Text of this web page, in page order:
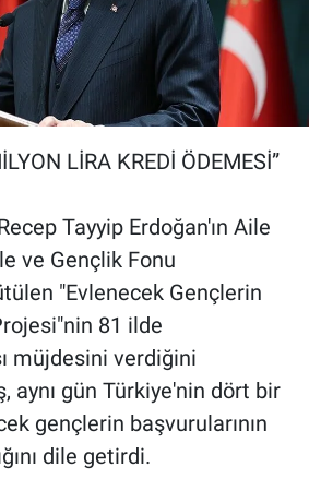
LİRA KREDİ ÖDEMESİ”
Tayyip Erdoğan'ın Aile
ve Gençlik Fonu
"Evlenecek Gençlerin
81 ilde
müjdesini verdiğini
aynı gün Türkiye'nin dört bir
gençlerin başvurularının
dile getirdi.